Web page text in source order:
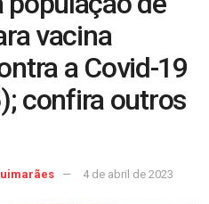
vacina
a Covid-19
confira outros
4 de abril de 2023